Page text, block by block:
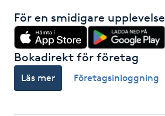
Headspa
Healing
För en smidigare upplevelse
Bokadirekt för företag
Läs mer Företagsinloggning